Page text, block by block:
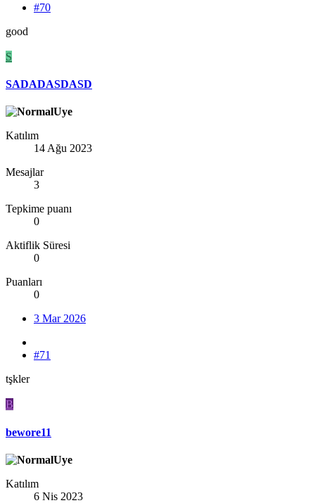
#70
good
S
SADADASDASD
Katılım
14 Ağu 2023
Mesajlar
3
Tepkime puanı
0
Aktiflik Süresi
0
Puanları
0
3 Mar 2026
#71
tşkler
B
bewore11
Katılım
6 Nis 2023